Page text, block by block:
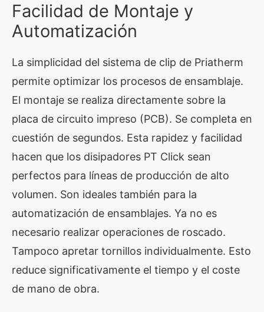
Facilidad de Montaje y
Automatización
La simplicidad del sistema de clip de Priatherm
permite optimizar los procesos de ensamblaje.
El montaje se realiza directamente sobre la
placa de circuito impreso (PCB). Se completa en
cuestión de segundos. Esta rapidez y facilidad
hacen que los disipadores PT Click sean
perfectos para líneas de producción de alto
volumen. Son ideales también para la
automatización de ensamblajes. Ya no es
necesario realizar operaciones de roscado.
Tampoco apretar tornillos individualmente. Esto
reduce significativamente el tiempo y el coste
de mano de obra.